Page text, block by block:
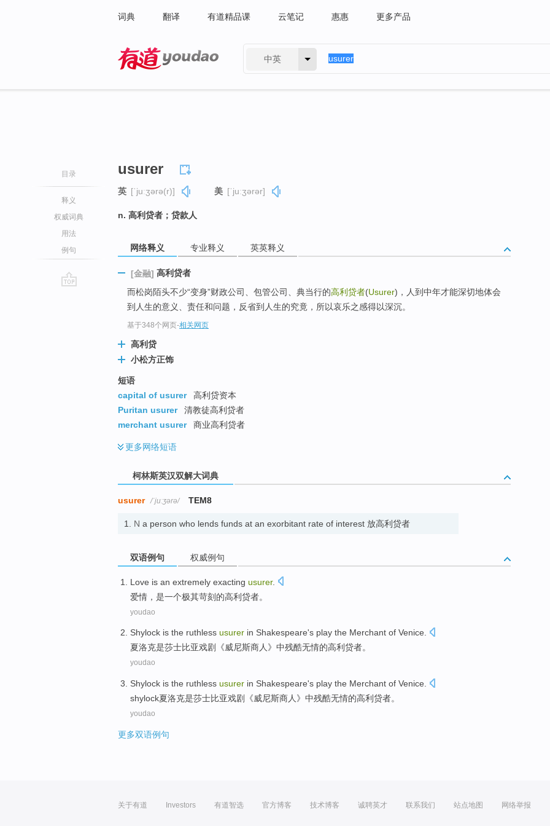
词典 翻译 有道精品课 云笔记 惠惠 更多产品
中英
目录
释义
权威词典
用法
例句
usurer
英 [ˈjuːʒərə(r)] 美 [ˈjuːʒərər]
n. 高利贷者；贷款人
网络释义 专业释义 英英释义
[金融] 高利贷者
而松岗陌头不少“变身”财政公司、包管公司、典当行的高利贷者(Usurer)，人到中年才能深切地体会
到人生的意义、责任和问题，反省到人生的究竟，所以哀乐之感得以深沉。
基于348个网页-相关网页
高利贷
小松方正饰
短语
capital of usurer
高利贷资本
Puritan usurer
清教徒高利贷者
merchant usurer
商业高利贷者
更多网络短语
柯林斯英汉双解大词典
usurer /ˈjuːʒərə/ TEM8
1. N a person who lends funds at an exorbitant rate of interest 放高利贷者
双语例句 权威例句
Love is an extremely exacting usurer.
爱情 ， 是一个极其苛刻的高利贷者。
youdao
Shylock is the ruthless usurer in Shakespeare's play the Merchant of Venice.
夏洛克是莎士比亚戏剧《威尼斯商人》 中残酷无情的高利贷者。
youdao
Shylock is the ruthless usurer in Shakespeare's play the Merchant of Venice.
shylock夏洛克是莎士比亚戏剧《威尼斯商人》中残酷无情的高利贷者。
youdao
更多双语例句
关于有道 Investors 有道智选 官方博客 技术博客 诚聘英才 联系我们 站点地图 网络举报